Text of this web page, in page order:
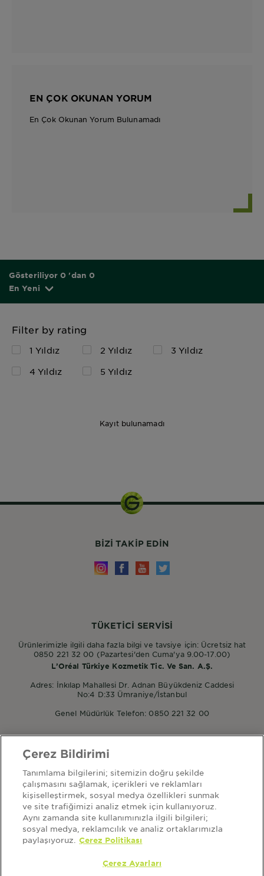
EN ÇOK OKUNAN YORUM
En Çok Okunan Yorum Bulunamadı
Gösteriliyor 0 'dan 0
En Yeni
Filter by rating
1 Yıldız 2 Yıldız
3 Yıldız
4 Yıldız
5 Yıldız
Kayıt bulunamadı
HAKKIMIZDA
garnier hakkında sitemap
TÜKETİCİ SERVİSİ
Ürünlerimizle ilgili daha fazla bilgi ve tavsiye için: Ücretsiz hat
0850 221 32 00 (Pazartesi'den Cuma'ya 9.00-17.00)
L’Oréal Türkiye Kozmetik Tic. Ve San. A.Ş.
Adres: İnkılap Mahallesi Dr. Adnan Büyükdeniz Caddesi
No:4 D:33 Ümraniye/İstanbul
Genel Müdürlük Telefon: 0850 221 32 00
POPÜLER ÜRÜNLER
Garnier Micellar
Garnier Mineral Saf ve Temiz
Garnier Nem Bombası
BIZI TAKIP EDIN
Çerez Bildirimi
Tanımlama bilgilerini; sitemizin doğru şekilde
çalışmasını sağlamak, içerikleri ve reklamları
kişiselleştirmek, sosyal medya özellikleri sunmak
ve site trafiğimizi analiz etmek için kullanıyoruz.
Aynı zamanda site kullanımınızla ilgili bilgileri;
sosyal medya, reklamcılık ve analiz ortaklarımızla
paylaşıyoruz.
Çerez Politikası
Çerez Ayarları